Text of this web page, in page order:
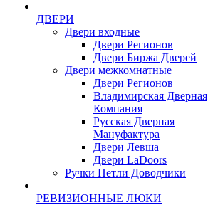
ДВЕРИ
Двери входные
Двери Регионов
Двери Биржа Дверей
Двери межкомнатные
Двери Регионов
Владимирская Дверная
Компания
Русская Дверная
Мануфактура
Двери Левша
Двери LaDoors
Ручки Петли Доводчики
РЕВИЗИОННЫЕ ЛЮКИ